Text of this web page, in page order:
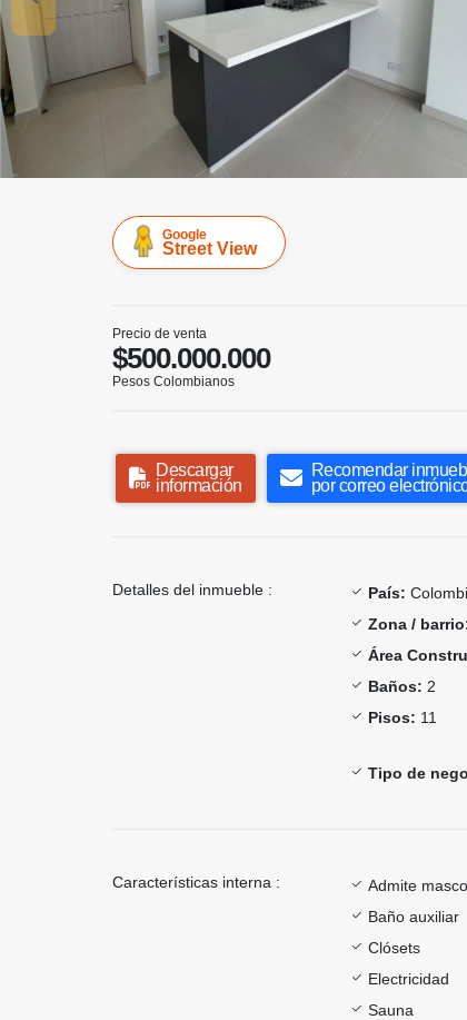
Google
Street View
Precio de venta
$500.000.000
Pesos Colombianos
Descargar
información
Recomendar
por correo
Detalles del inmueble : País:
Zona /
Área
Baños: 2
Pisos: 11
Tipo de
Características interna : Admite
Baño auxiliar
Clósets
Electricidad
Sauna